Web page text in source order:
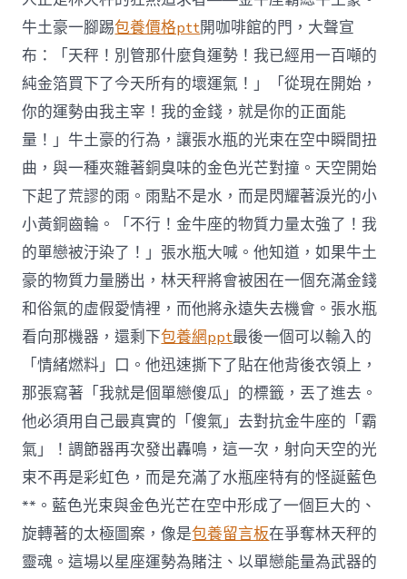
牛土豪一腳踢包養價格ptt開咖啡館的門，大聲宣
布：「天秤！別管那什麼負運勢！我已經用一百噸的
純金箔買下了今天所有的壞運氣！」「從現在開始，
你的運勢由我主宰！我的金錢，就是你的正面能
量！」牛土豪的行為，讓張水瓶的光束在空中瞬間扭
曲，與一種夾雜著銅臭味的金色光芒對撞。天空開始
下起了荒謬的雨。雨點不是水，而是閃耀著淚光的小
小黃銅齒輪。「不行！金牛座的物質力量太強了！我
的單戀被汙染了！」張水瓶大喊。他知道，如果牛土
豪的物質力量勝出，林天秤將會被困在一個充滿金錢
和俗氣的虛假愛情裡，而他將永遠失去機會。張水瓶
看向那機器，還剩下包養網ppt最後一個可以輸入的
「情緒燃料」口。他迅速撕下了貼在他背後衣領上，
那張寫著「我就是個單戀傻瓜」的標籤，丟了進去。
他必須用自己最真實的「傻氣」去對抗金牛座的「霸
氣」！調節器再次發出轟鳴，這一次，射向天空的光
束不再是彩虹色，而是充滿了水瓶座特有的怪誕藍色
**。藍色光束與金色光芒在空中形成了一個巨大的、
旋轉著的太極圖案，像是包養留言板在爭奪林天秤的
靈魂。這場以星座運勢為賭注、以單戀能量為武器的